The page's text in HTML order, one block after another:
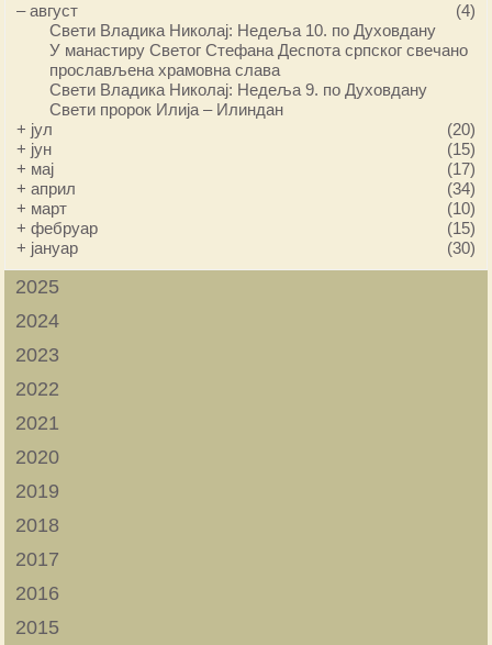
–август
(4)
Свети Владика Николај: Недеља 10. по Духовдану
У манастиру Светог Стефана Деспота српског свечано
прослављена храмовна слава
Свети Владика Николај: Недеља 9. по Духовдану
Свети пророк Илија – Илиндан
+ јул
(20)
+ јун
(15)
+ мај
(17)
+април
(34)
+ март
(10)
+фебруар
(15)
+ јануар (30)
2025
2024
2023
2022
2021
2020
2019
2018
2017
2016
2015